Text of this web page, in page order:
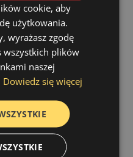
cookie, aby
użytkowania.
wyrażasz zgodę
wszystkich plików
naszej
Dowiedz się więcej